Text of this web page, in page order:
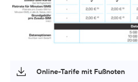
Online-Tarife mit Fußnoten